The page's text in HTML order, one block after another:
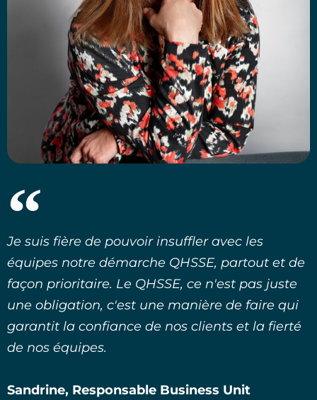
Je suis fière de pouvoir insuffler avec les
équipes notre démarche QHSSE, partout et de
façon prioritaire. Le QHSSE, ce n'est pas juste
une obligation, c'est une manière de faire qui
garantit la confiance de nos clients et la fierté
de nos équipes.
Sandrine, Responsable Business Unit